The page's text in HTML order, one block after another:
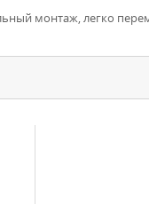
монтаж, легко